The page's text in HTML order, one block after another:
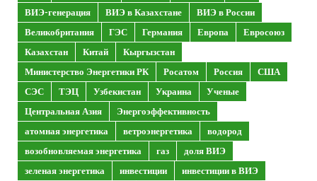
ВИЭ-генерация
ВИЭ в Казахстане
ВИЭ в России
Великобритания
ГЭС Германия Европа
Евросоюз
Казахстан
Китай
Кыргызстан
Министерство Энергетики РК
Росатом Россия
США
СЭС
ТЭЦ Узбекистан Украина
Ученые
Центральная Азия
Энергоэффективность
атомная энергетика
ветроэнергетика
водород
возобновляемая энергетика
газ
доля ВИЭ
зеленая энергетика
инвестиции
инвестиции в ВИЭ